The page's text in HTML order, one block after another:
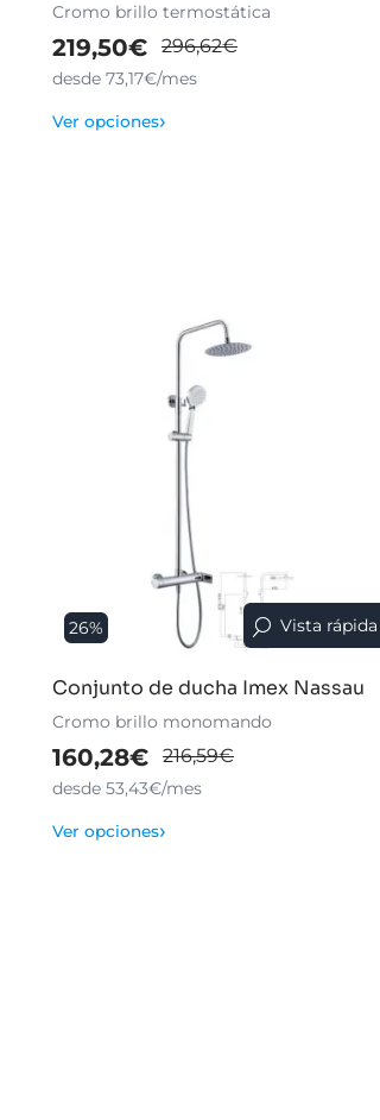
Cromo brillo termostática
219,50€ 296,62€
desde 73,17€/mes
Ver opciones›
26% Vista rápida
Conjunto de ducha Imex Nassau
Cromo brillo monomando
160,28€ 216,59€
desde 53,43€/mes
Ver opciones›